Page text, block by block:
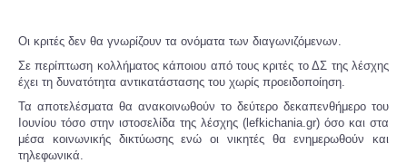
Οι κριτές δεν θα γνωρίζουν τα ονόματα των διαγωνιζόμενων.
Σε περίπτωση κολλήματος κάποιου από τους κριτές το ΔΣ της λέσχης
έχει τη δυνατότητα αντικατάστασης του χωρίς προειδοποίηση.
Τα αποτελέσματα θα ανακοινωθούν το δεύτερο δεκαπενθήμερο του
Ιουνίου τόσο στην ιστοσελίδα της λέσχης (lefkichania.gr) όσο και στα
μέσα κοινωνικής δικτύωσης ενώ οι νικητές θα ενημερωθούν και
τηλεφωνικά.